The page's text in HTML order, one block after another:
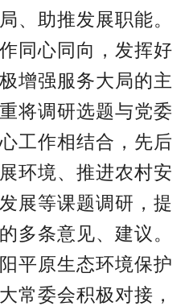
、助推发展职能。
同心同向，发挥好
增强服务大局的主
将调研选题与党委
工作相结合，先后
环境、推进农村安
展等课题调研，提
多条意见、建议。
平原生态环境保护
常委会积极对接，